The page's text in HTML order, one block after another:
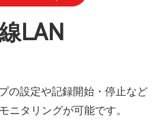
LAN
の設定や記録開始・停⽌など
ニタリングが可能です。